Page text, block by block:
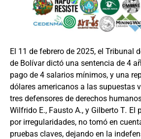
El 11 de febrero de 2025, el Tribunal
de Bolívar dictó una sentencia de 4
pago de 4 salarios mínimos, y una
dólares americanos a las supuestas
tres defensores de derechos
Wilfrido E., Fausto A., y Gilberto T. El
por irregularidades, no tomó en
pruebas claves, dejando en la